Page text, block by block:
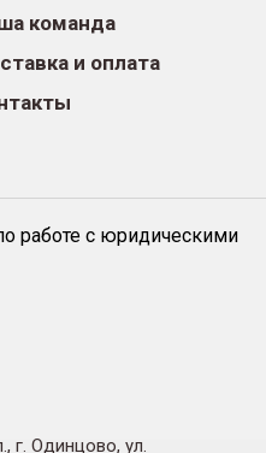
команда
и оплата
работе с юридическими
г. Одинцово, ул.